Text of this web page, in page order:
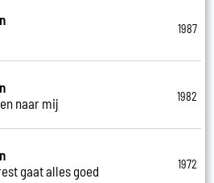
1987
naar mij
1982
gaat alles goed
1972